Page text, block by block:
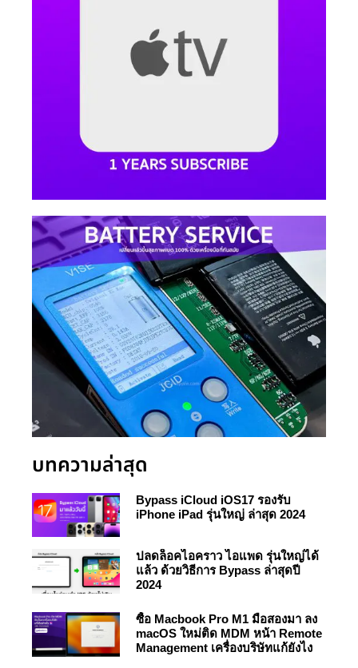
บทความล่าสุด
Bypass iCloud iOS17 รองรับ
iPhone iPad รุ่นใหญ่ ล่าสุด 2024
ปลดล็อคไอคราว ไอแพด รุ่นใหญ่ได้
แล้ว ด้วยวิธีการ Bypass ล่าสุดปี
2024
ซื้อ Macbook Pro M1 มือสองมา ลง
macOS ใหม่ติด MDM หน้า Remote
Management เครื่องบริษัทแก้ยังไง